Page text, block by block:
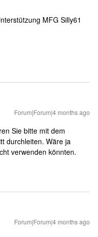
MFG Silly61
Forum|Forum|4 months ago
Sie bitte mit dem
durchleiten. Wäre ja
verwenden könnten.
Forum|Forum|4 months ago